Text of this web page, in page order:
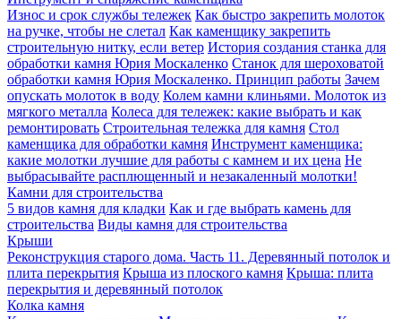
Износ и срок службы тележек Как быстро закрепить молоток
на ручке, чтобы не слетал Как каменщику закрепить
строительную нитку, если ветер История создания станка для
обработки камня Юрия Москаленко Станок для шероховатой
обработки камня Юрия Москаленко. Принцип работы Зачем
опускать молоток в воду Колем камни клиньями. Молоток из
мягкого металла Колеса для тележек: какие выбрать и как
ремонтировать Строительная тележка для камня Стол
каменщика для обработки камня Инструмент каменщика:
какие молотки лучшие для работы с камнем и их цена Не
выбрасывайте расплющенный и незакаленный молотки!
Камни для строительства
5 видов камня для кладки Как и где выбрать камень для
строительства Виды камня для строительства
Крыши
Реконструкция старого дома. Часть 11. Деревянный потолок и
плита перекрытия Крыша из плоского камня Крыша: плита
перекрытия и деревянный потолок
Колка камня